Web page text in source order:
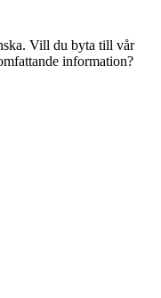
Vill du byta till vår
information?